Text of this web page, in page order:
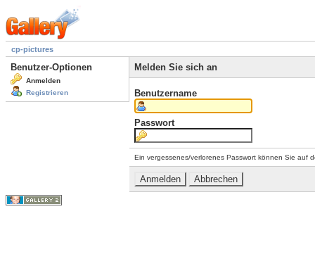
cp-pictures
Benutzer-Optionen
Anmelden
Registrieren
Melden Sie sich an
Benutzername
Passwort
Ein vergessenes/verlorenes Passwort können Sie auf